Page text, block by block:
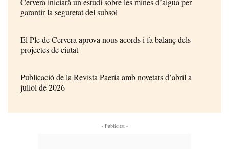
garantir la seguretat del subsol
El Ple de Cervera aprova nous acords i fa balanç dels
projectes de ciutat
Publicació de la Revista Paeria amb novetats d’abril a
juliol de 2026
- Publicitat -